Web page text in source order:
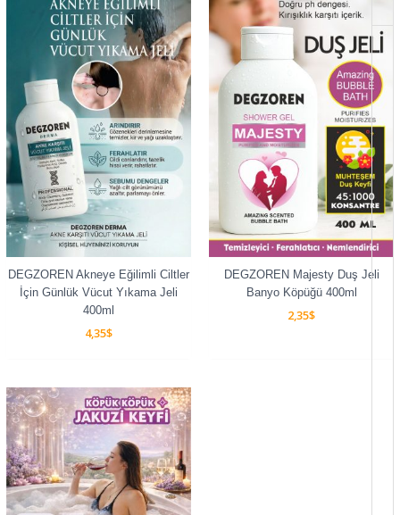
DEGZOREN Akneye Eğilimli Ciltler
İçin Günlük Vücut Yıkama Jeli
400ml
4,35$
DEGZOREN Majesty Duş Jeli
Banyo Köpüğü 400ml
2,35$